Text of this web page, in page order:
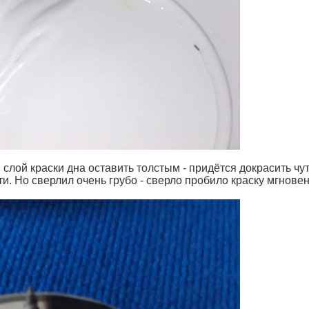
краски дна оставить толстым - придётся докрасить
Но сверлил очень грубо - сверло пробило краску